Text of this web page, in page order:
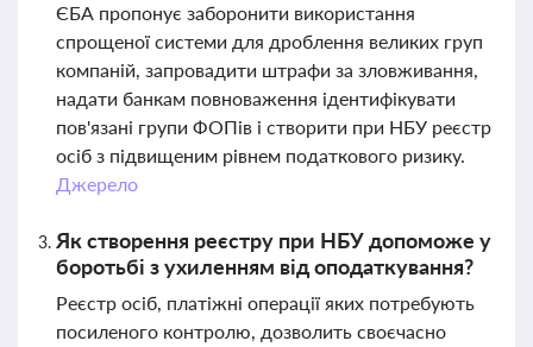
ЄБА пропонує заборонити використання
спрощеної системи для дроблення великих груп
компаній, запровадити штрафи за зловживання,
надати банкам повноваження ідентифікувати
пов'язані групи ФОПів і створити при НБУ реєстр
осіб з підвищеним рівнем податкового ризику.
Джерело
Як створення реєстру при НБУ допоможе у
боротьбі з ухиленням від оподаткування?
Реєстр осіб, платіжні операції яких потребують
посиленого контролю, дозволить своєчасно